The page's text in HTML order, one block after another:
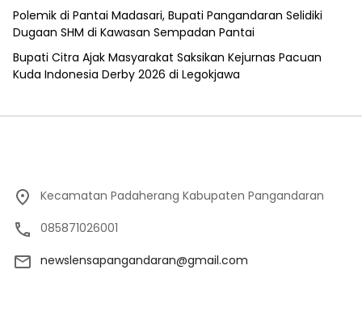
Polemik di Pantai Madasari, Bupati Pangandaran Selidiki
Dugaan SHM di Kawasan Sempadan Pantai
Bupati Citra Ajak Masyarakat Saksikan Kejurnas Pacuan
Kuda Indonesia Derby 2026 di Legokjawa
Kecamatan Padaherang Kabupaten Pangandaran
085871026001
newslensapangandaran@gmail.com